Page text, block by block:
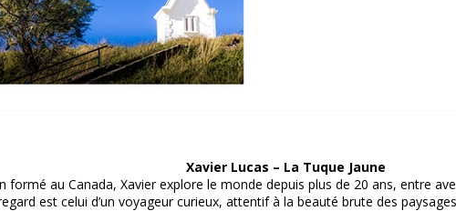
Xavier Lucas – La Tuque Jaune
formé au Canada, Xavier explore le monde depuis plus de 20 ans, entre
est celui d’un voyageur curieux, attentif à la beauté brute des